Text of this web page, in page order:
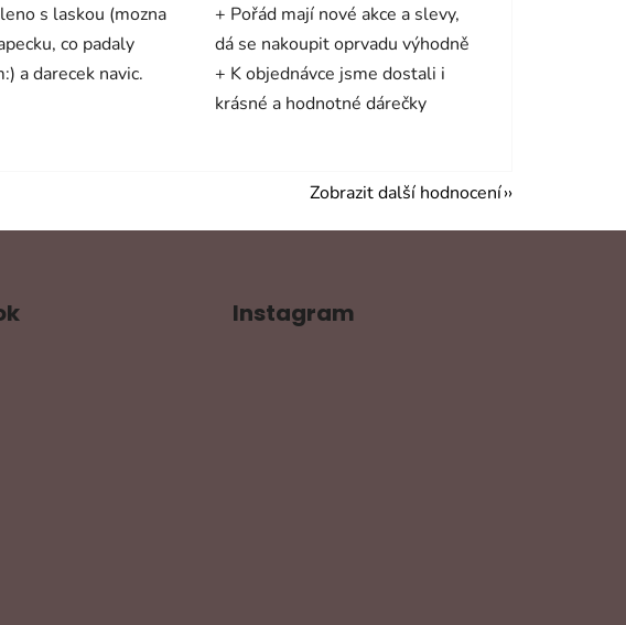
s laskou (mozna
co padaly
a darecek navic.
+ Pořád mají nové akce a slevy,
dá se nakoupit oprvadu výhodně
+ K objednávce jsme dostali i
krásné a hodnotné dárečky
Zobrazit další hodnocení
Instagram